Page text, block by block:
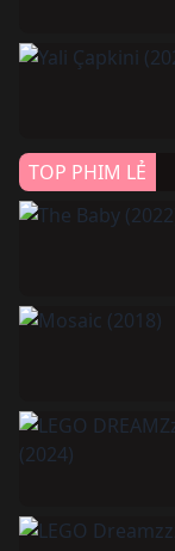
TOP PHIM LẺ